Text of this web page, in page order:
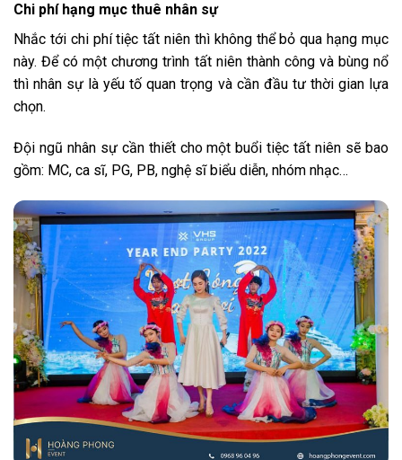
Chi phí hạng mục thuê nhân sự
Nhắc tới chi phí tiệc tất niên thì không thể bỏ qua hạng mục
này. Để có một chương trình tất niên thành công và bùng nổ
thì nhân sự là yếu tố quan trọng và cần đầu tư thời gian lựa
chọn.
Đội ngũ nhân sự cần thiết cho một buổi tiệc tất niên sẽ bao
gồm: MC, ca sĩ, PG, PB, nghệ sĩ biểu diễn, nhóm nhạc…